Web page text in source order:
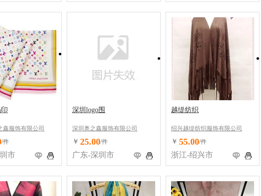
鑫服饰有限公司
/件
市
深圳logo围
深圳奥之鑫服饰有限公司
￥ 25.00/件
广东-深圳市
越缇纺织
绍兴越缇纺织服饰有限公司
￥ 55.00/件
浙江-绍兴市